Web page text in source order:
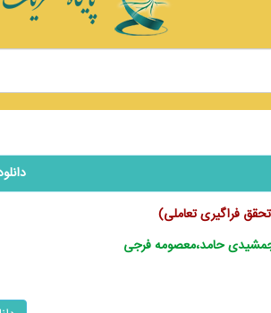
فراگیری تعاملی)
جمشیدی حامد،معصومه فرجی